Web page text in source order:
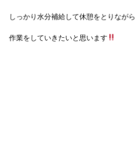
しっかり水分補給して休憩をとりながら
作業をしていきたいと思います